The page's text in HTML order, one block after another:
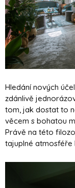
Hledání nových
zdánlivě
tom, jak dostat to
věcem s bohatou
Právě na této
tajuplné atmosféře